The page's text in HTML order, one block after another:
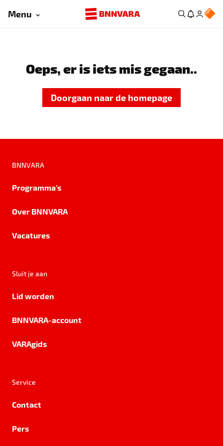
Menu
Oeps, er is iets mis gegaan..
Doorgaan naar de homepage
BNNVARA
Programma's
Over BNNVARA
Vacatures
Sluit je aan
Lid worden
BNNVARA-account
VARAgids
Service
Contact
Pers